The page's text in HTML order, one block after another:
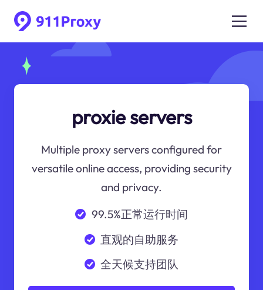
proxie servers
Multiple proxy servers configured for
versatile online access, providing security
and privacy.
99.5%正常运行时间
直观的自助服务
全天候支持团队